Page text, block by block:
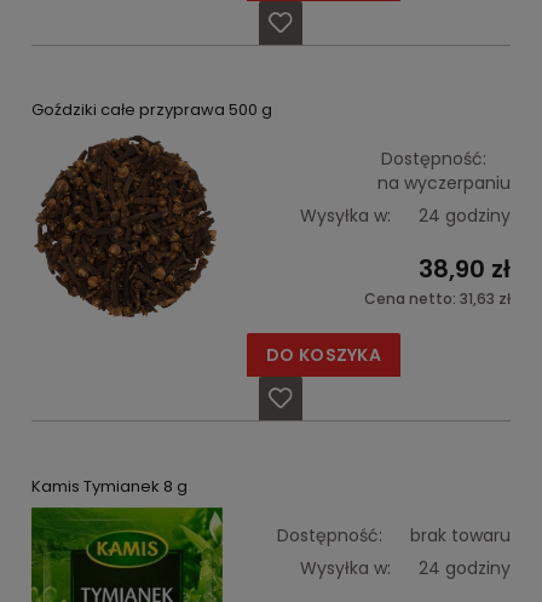
Goździki całe przyprawa 500 g
Dostępność:
na wyczerpaniu
Wysyłka w:
24 godziny
38,90 zł
Cena netto: 31,63 zł
DO KOSZYKA
Kamis Tymianek 8 g
Dostępność:
brak towaru
Wysyłka w:
24 godziny